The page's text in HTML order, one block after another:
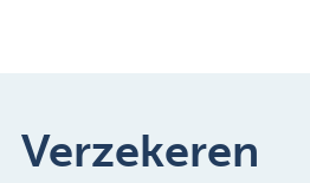
Verzekeren